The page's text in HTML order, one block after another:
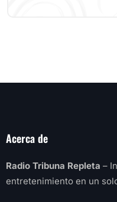
Acerca de
Radio Tribuna Repleta –
entretenimiento en un